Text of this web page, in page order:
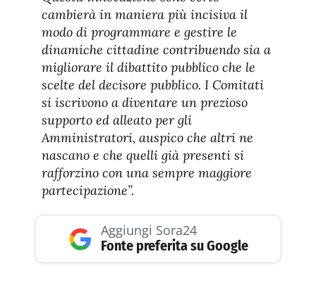
cambierà in maniera più incisiva il
modo di programmare e gestire le
dinamiche cittadine contribuendo sia a
migliorare il dibattito pubblico che le
scelte del decisore pubblico. I Comitati
si iscrivono a diventare un prezioso
supporto ed alleato per gli
Amministratori, auspico che altri ne
nascano e che quelli già presenti si
rafforzino con una sempre maggiore
partecipazione”.
Aggiungi Sora24
Fonte preferita su Google